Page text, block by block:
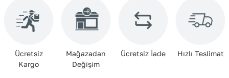
Yıkama Talimatı
Çanta ve Aksesuarları hafif nemli bir bezle silin.
Kimyasal temizleyiciler kullanmayın. Temizlik sonrası doğrudan
güneşe maruz bırakmadan, oda sıcaklığında kurutun. Nemden
Deri Cinsi Tekstil
Ücretsiz
Kargo
Mağazadan
Değişim
Ücretsiz İade Hızlı Teslimat